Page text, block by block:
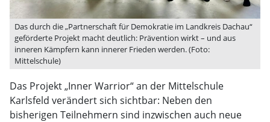
Das durch die „Partnerschaft für Demokratie im Landkreis Dachau“
geförderte Projekt macht deutlich: Prävention wirkt – und aus
inneren Kämpfern kann innerer Frieden werden. (Foto:
Mittelschule)
Das Projekt „Inner Warrior“ an der Mittelschule
Karlsfeld verändert sich sichtbar: Neben den
bisherigen Teilnehmern sind inzwischen auch neue